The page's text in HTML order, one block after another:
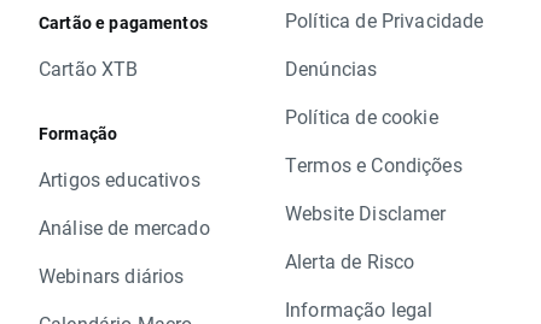
Cartão e pagamentos
Cartão XTB
Formação
Artigos educativos
Análise de mercado
Webinars diários
Política de Privacidade
Denúncias
Política de cookie
Termos e Condições
Website Disclamer
Alerta de Risco
Informação legal